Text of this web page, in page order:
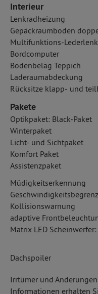
Interieur
Lenkradheizung
Gepäckraumboden
Multifunktions-
Bordcomputer
Bodenbelag Teppich
Laderaumabdeckung
Rücksitze klapp- und
Pakete
Optikpaket: Black-Paket
Winterpaket
Licht- und Sichtpaket
Komfort Paket
Assistenzpaket
Müdigkeitserkennung
Kollisionswarnung
adaptive
Matrix LED
Dachspoiler
Irrtümer und
Informationen erhalten